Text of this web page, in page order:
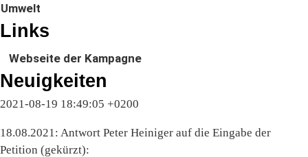
Umwelt
Links
Webseite der Kampagne
Neuigkeiten
2021-08-19 18:49:05 +0200
18.08.2021: Antwort Peter Heiniger auf die Eingabe der
Petition (gekürzt):